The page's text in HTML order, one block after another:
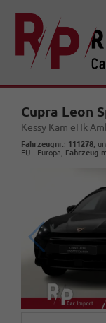
Cupra Leon
Kessy Kam eHk
Fahrzeugnr.: 111278 ,
EU - Europa, Fahrzeug